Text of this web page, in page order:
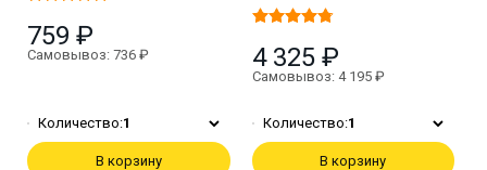
759 ₽
Самовывоз: 736 ₽
Количество:1
В корзину
4 325 ₽
Самовывоз: 4 195 ₽
Количество:1
В корзину